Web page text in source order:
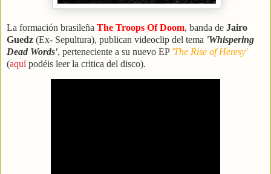
La formación brasileña The Troops Of Doom, banda de Jairo
Guedz (Ex- Sepultura), publican videoclip del tema 'Whispering
Dead Words', perteneciente a su nuevo EP 'The Rise of Heresy'
(aquípodéis leer la critica del disco).